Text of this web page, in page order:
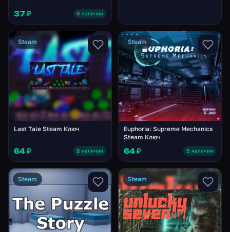
37 ₽ В наличии
Steam
Last Tale Steam Ключ
64 ₽ В наличии
Steam
Euphoria: Supreme Mechanics
Steam Ключ
64 ₽ В наличии
Steam Steam